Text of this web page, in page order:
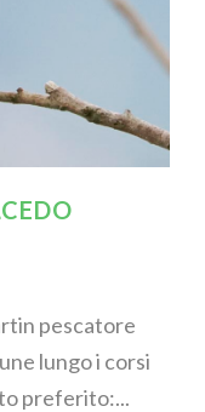
pescatore
lungo i corsi
preferito:...